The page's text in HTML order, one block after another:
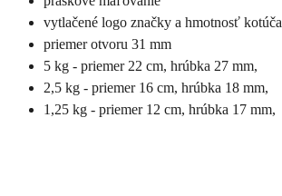
vytlačené logo značky a hmotnosť kotúča
priemer otvoru 31 mm
5 kg - priemer 22 cm, hrúbka 27 mm,
2,5 kg - priemer 16 cm, hrúbka 18 mm,
1,25 kg - priemer 12 cm, hrúbka 17 mm,